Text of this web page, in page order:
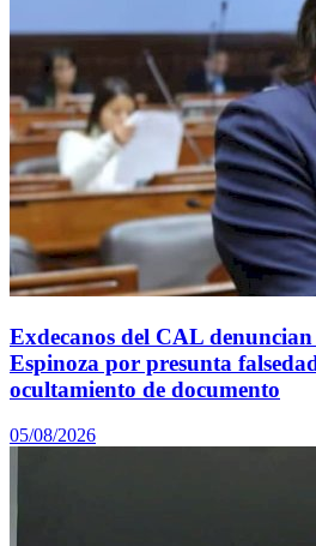
Exdecanos del CAL
Espinoza por presunta
ocultamiento de documento
05/08/2026